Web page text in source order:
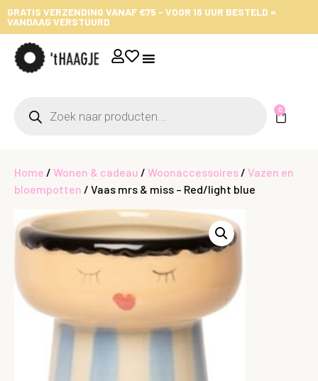
GRATIS VERZENDING VANAF €75 - VOOR 16 UUR BESTELD =
VANDAAG VERSTUURD
0
Home / Wonen & cadeau / Woonaccessoires / Vazen en
bloempotten / Vaas mrs & miss – Red/light blue